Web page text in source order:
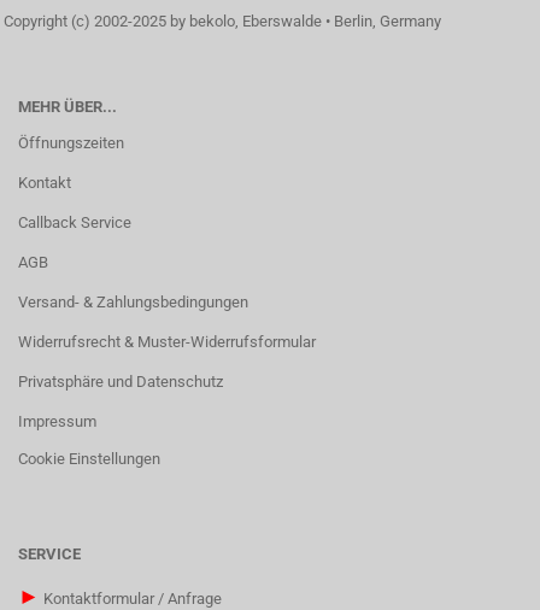
Copyright (c) 2002-2025 by bekolo, Eberswalde • Berlin, Germany
MEHR ÜBER...
Öffnungszeiten
Kontakt
Callback Service
AGB
Versand- & Zahlungsbedingungen
Widerrufsrecht & Muster-Widerrufsformular
Privatsphäre und Datenschutz
Impressum
Cookie Einstellungen
SERVICE
► Kontaktformular / Anfrage